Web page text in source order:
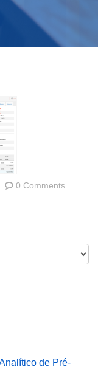
0 Comments
de Pré-